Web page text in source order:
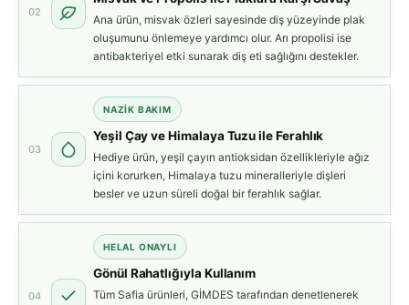
02
Ana ürün, misvak özleri sayesinde diş yüzeyinde plak
oluşumunu önlemeye yardımcı olur. Arı propolisi ise
antibakteriyel etki sunarak diş eti sağlığını destekler.
03
NAZIK BAKIM
Yeşil Çay ve Himalaya Tuzu ile Ferahlık
Hediye ürün, yeşil çayın antioksidan özellikleriyle ağız
içini korurken, Himalaya tuzu mineralleriyle dişleri
besler ve uzun süreli doğal bir ferahlık sağlar.
04
HELAL ONAYLI
Gönül Rahatlığıyla Kullanım
Tüm Safia ürünleri, GİMDES tarafından denetlenerek